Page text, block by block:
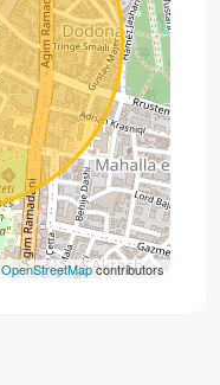
OpenStreetMapcontributors